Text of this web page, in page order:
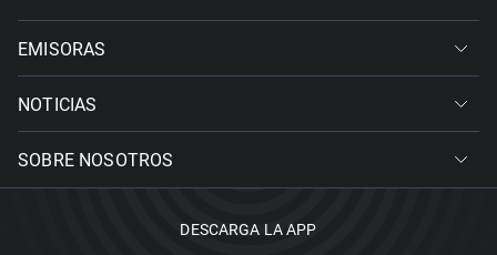
EMISORAS
NOTICIAS
SOBRE NOSOTROS
DESCARGA LA APP